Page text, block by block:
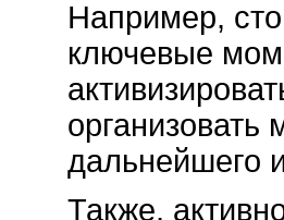
Например,
ключевые
организовать
дальнейшего
Также,